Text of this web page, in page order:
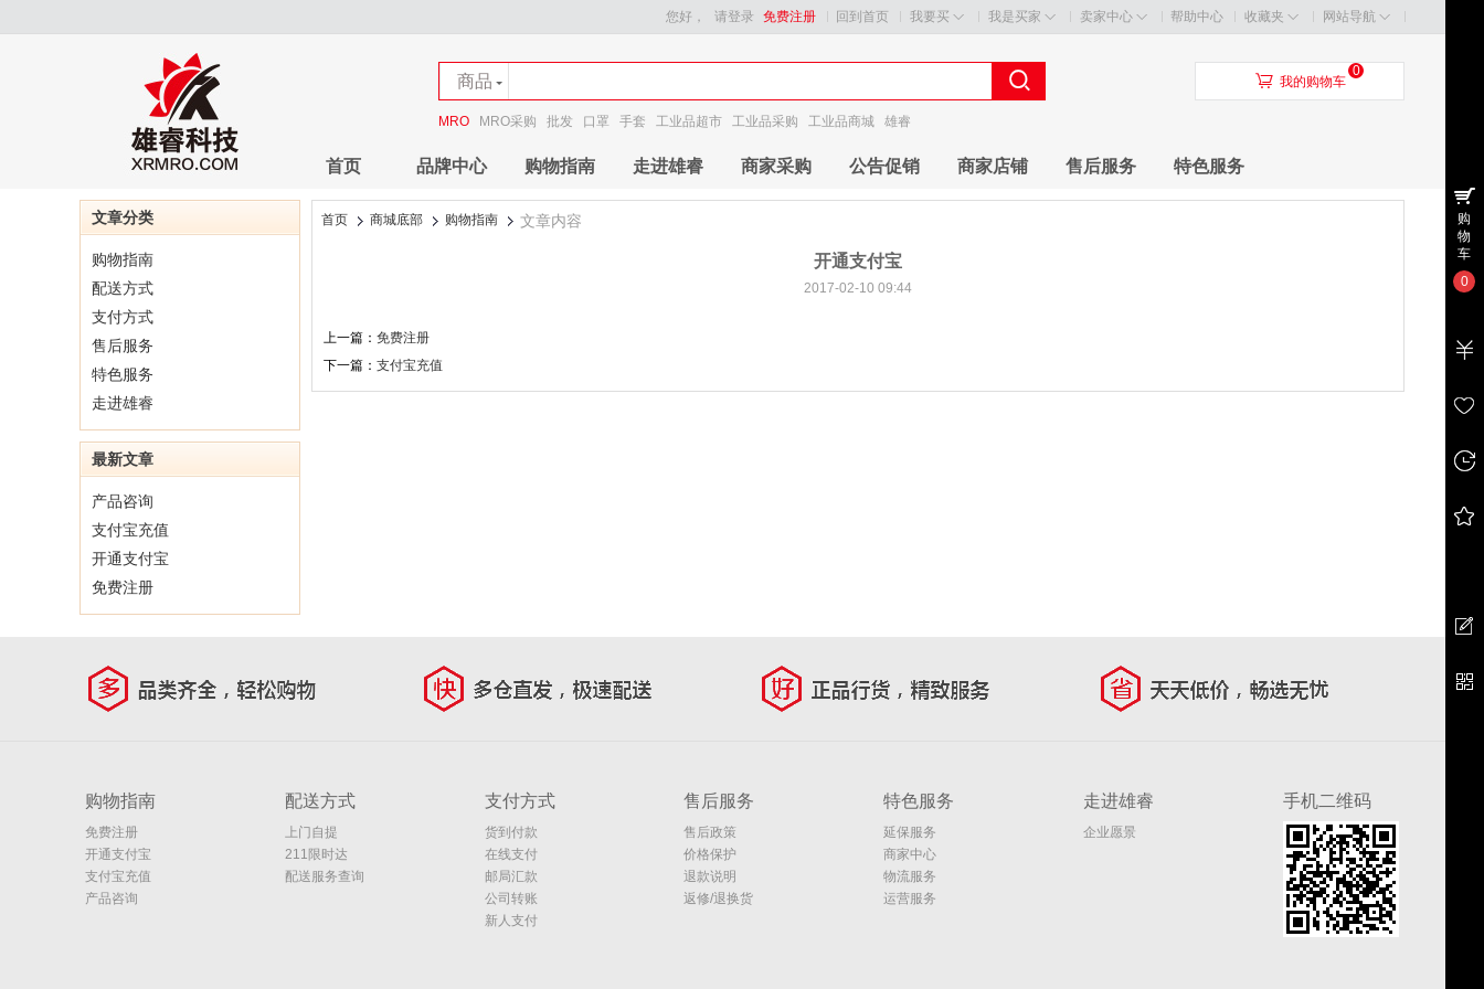
回到首页 我要买 我是买家 卖家中心 帮助中心 收藏夹 网站导航
您好， 请登录 免费注册
商品
店铺
MRO MRO采购 批发 口罩 手套 工业品超市 工业品采购 工业品商城 雄睿
󰃦 我的购物车
0
首页 品牌中心 购物指南 走进雄睿 商家采购 公告促销 商家店铺 售后服务 特色服务
文章分类
购物指南
配送方式
支付方式
售后服务
特色服务
走进雄睿
最新文章
产品咨询
支付宝充值
开通支付宝
免费注册
首页 商城底部 购物指南 文章内容
开通支付宝
2017-02-10 09:44
上一篇： 免费注册
下一篇： 支付宝充值
购物指南
免费注册
开通支付宝
支付宝充值
产品咨询
配送方式
上门自提
211限时达
配送服务查询
支付方式
货到付款
在线支付
邮局汇款
公司转账
新人支付
售后服务
售后政策
价格保护
退款说明
返修/退换货
特色服务
延保服务
商家中心
物流服务
运营服务
走进雄睿
企业愿景
手机二维码
购
物
车
0